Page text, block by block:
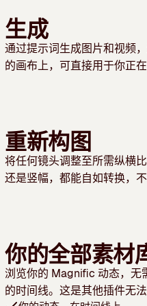
生成
通过提示词生成图片和视频
的画布上，可直接用于你正在
重新构图
将任何镜头调整至所需纵横
还是竖幅，都能自如转换，
你的全部素材
浏览你的 Magnific 动态，无
的时间线。这是其他插件无